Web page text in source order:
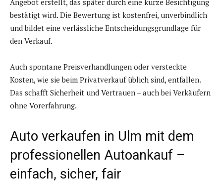
Angebot erstellt, das später durch eine kurze Besichtigung
bestätigt wird. Die Bewertung ist kostenfrei, unverbindlich
und bildet eine verlässliche Entscheidungsgrundlage für
den Verkauf.
Auch spontane Preisverhandlungen oder versteckte
Kosten, wie sie beim Privatverkauf üblich sind, entfallen.
Das schafft Sicherheit und Vertrauen – auch bei Verkäufern
ohne Vorerfahrung.
Auto verkaufen in Ulm mit dem
professionellen Autoankauf –
einfach, sicher, fair